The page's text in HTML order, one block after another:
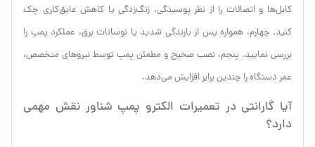
کابل‌ها و اتصالات را از نظر پوسیدگی، زنگ‌زدگی یا کاهش عایق‌کاری چک
کنید. چهارم، همواره پس از بارندگی شدید یا نوسانات برق، عملکرد پمپ را
بررسی نمایید. پنجم، نصب صحیح و مطمئن پمپ توسط نیروهای متخصص،
عمر دستگاه را چندین برابر افزایش می‌دهد.
آیا گارانتی در تعمیرات الکترو پمپ شناور نقش مهمی
دارد؟